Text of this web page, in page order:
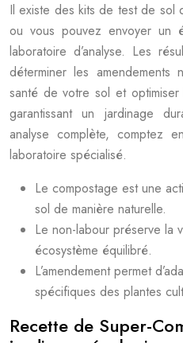
Il existe des kits de test de sol
ou vous pouvez envoyer un
laboratoire d’analyse. Les
déterminer les amendements
santé de votre sol et
garantissant un jardinage
analyse complète, comptez
laboratoire spécialisé.
Le compostage est une
sol de manière naturelle.
Le non-labour préserve la
écosystème équilibré.
L’amendement permet
spécifiques des plantes
Recette de Super-